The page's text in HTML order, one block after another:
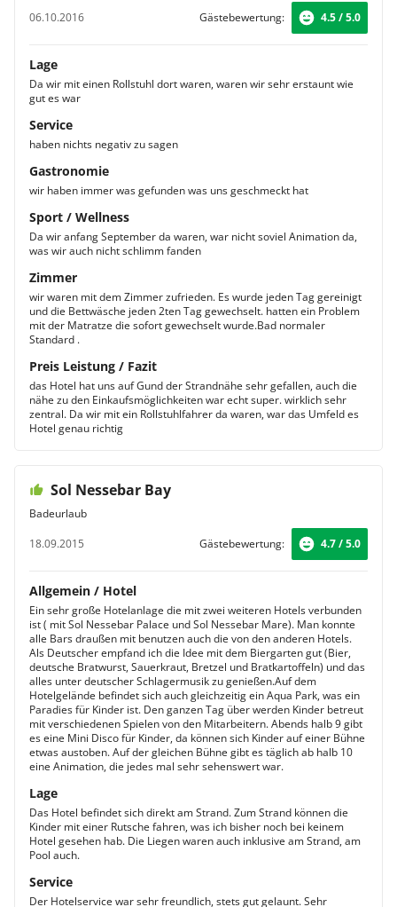
06.10.2016
Gästebewertung: 4.5 / 5.0
Lage
Da wir mit einen Rollstuhl dort waren, waren wir sehr erstaunt wie
gut es war
Service
haben nichts negativ zu sagen
Gastronomie
wir haben immer was gefunden was uns geschmeckt hat
Sport / Wellness
Da wir anfang September da waren, war nicht soviel Animation da,
was wir auch nicht schlimm fanden
Zimmer
wir waren mit dem Zimmer zufrieden. Es wurde jeden Tag gereinigt
und die Bettwäsche jeden 2ten Tag gewechselt. hatten ein Problem
mit der Matratze die sofort gewechselt wurde.Bad normaler
Standard .
Preis Leistung / Fazit
das Hotel hat uns auf Gund der Strandnähe sehr gefallen, auch die
nähe zu den Einkaufsmöglichkeiten war echt super. wirklich sehr
zentral. Da wir mit ein Rollstuhlfahrer da waren, war das Umfeld es
Hotel genau richtig
Sol Nessebar Bay
Badeurlaub
18.09.2015
Gästebewertung: 4.7 / 5.0
Allgemein / Hotel
Ein sehr große Hotelanlage die mit zwei weiteren Hotels verbunden
ist ( mit Sol Nessebar Palace und Sol Nessebar Mare). Man konnte
alle Bars draußen mit benutzen auch die von den anderen Hotels.
Als Deutscher empfand ich die Idee mit dem Biergarten gut (Bier,
deutsche Bratwurst, Sauerkraut, Bretzel und Bratkartoffeln) und das
alles unter deutscher Schlagermusik zu genießen.Auf dem
Hotelgelände befindet sich auch gleichzeitig ein Aqua Park, was ein
Paradies für Kinder ist. Den ganzen Tag über werden Kinder betreut
mit verschiedenen Spielen von den Mitarbeitern. Abends halb 9 gibt
es eine Mini Disco für Kinder, da können sich Kinder auf einer Bühne
etwas austoben. Auf der gleichen Bühne gibt es täglich ab halb 10
eine Animation, die jedes mal sehr sehenswert war.
Lage
Das Hotel befindet sich direkt am Strand. Zum Strand können die
Kinder mit einer Rutsche fahren, was ich bisher noch bei keinem
Hotel gesehen hab. Die Liegen waren auch inklusive am Strand, am
Pool auch.
Service
Der Hotelservice war sehr freundlich, stets gut gelaunt. Sehr